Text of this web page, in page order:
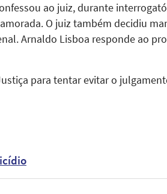
ao juiz, durante
O juiz também decidiu
Arnaldo Lisboa responde ao
para tentar evitar o